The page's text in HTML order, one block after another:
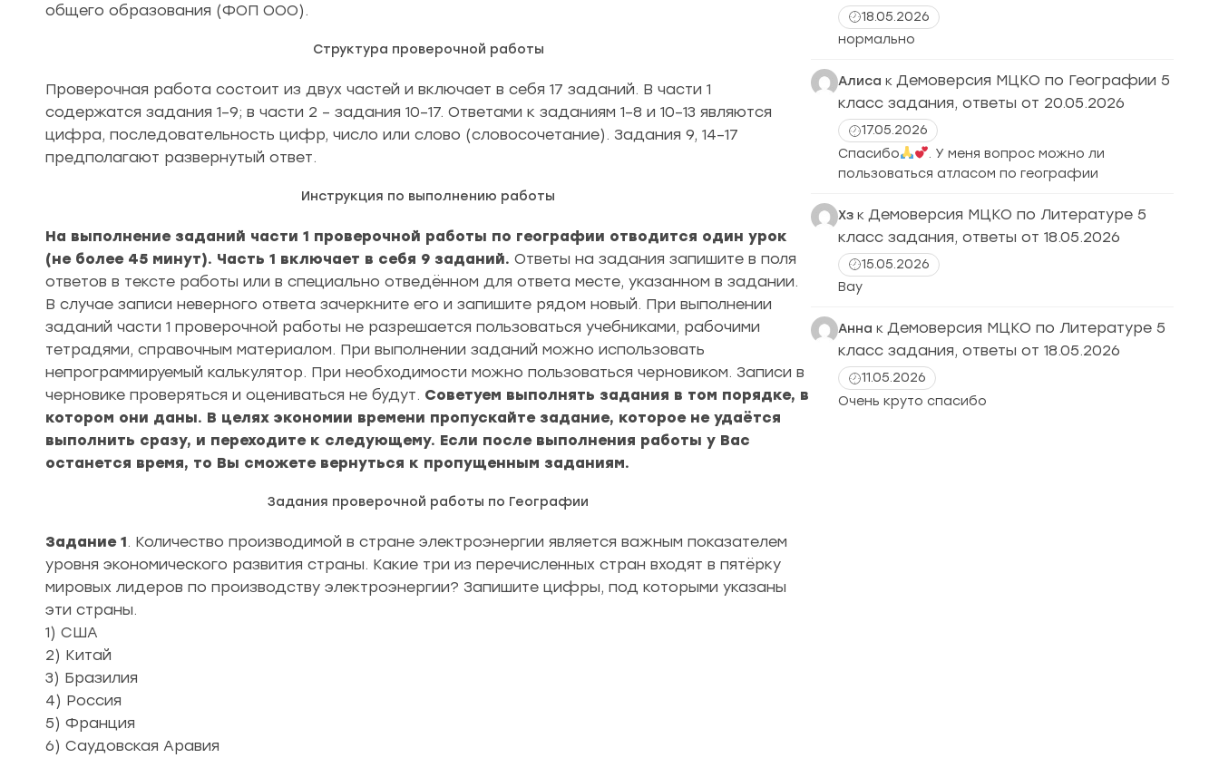
общего образования (ФОП ООО).
Структура проверочной работы
Проверочная работа состоит из двух частей и включает в себя 17 заданий. В части 1
содержатся задания 1–9; в части 2 – задания 10–17. Ответами к заданиям 1–8 и 10–13 являются
цифра, последовательность цифр, число или слово (словосочетание). Задания 9, 14–17
предполагают развернутый ответ.
Инструкция по выполнению работы
На выполнение заданий части 1 проверочной работы по географии отводится один урок
(не более 45 минут). Часть 1 включает в себя 9 заданий. Ответы на задания запишите в поля
ответов в тексте работы или в специально отведённом для ответа месте, указанном в задании.
В случае записи неверного ответа зачеркните его и запишите рядом новый. При выполнении
заданий части 1 проверочной работы не разрешается пользоваться учебниками, рабочими
тетрадями, справочным материалом. При выполнении заданий можно использовать
непрограммируемый калькулятор. При необходимости можно пользоваться черновиком. Записи в
черновике проверяться и оцениваться не будут. Советуем выполнять задания в том порядке, в
котором они даны. В целях экономии времени пропускайте задание, которое не удаётся
выполнить сразу, и переходите к следующему. Если после выполнения работы у Вас
останется время, то Вы сможете вернуться к пропущенным заданиям.
Задания проверочной работы по Географии
Задание 1. Количество производимой в стране электроэнергии является важным показателем
уровня экономического развития страны. Какие три из перечисленных стран входят в пятёрку
мировых лидеров по производству электроэнергии? Запишите цифры, под которыми указаны
эти страны.
1) США
2) Китай
3) Бразилия
4) Россия
5) Франция
6) Саудовская Аравия
18.05.2026
нормально
Алиса к Демоверсия МЦКО по Географии 5
класс задания, ответы от 20.05.2026
17.05.2026
Спасибо
. У меня вопрос можно ли
пользоваться атласом по географии
Хз к Демоверсия МЦКО по Литературе 5
класс задания, ответы от 18.05.2026
15.05.2026
Вау
Анна к Демоверсия МЦКО по Литературе 5
класс задания, ответы от 18.05.2026
11.05.2026
Очень круто спасибо